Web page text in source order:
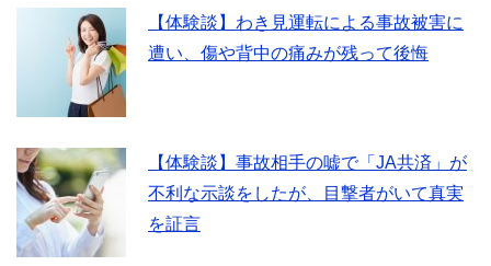
【体験談】わき見運転による事故被害に
遭い、傷や背中の痛みが残って後悔
【体験談】事故相手の嘘で「JA共済」が
不利な示談をしたが、目撃者がいて真実
を証言